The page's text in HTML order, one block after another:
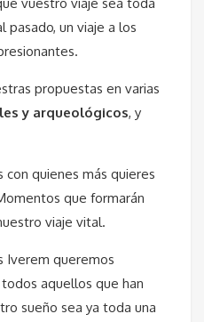
pasado, un viaje a los
propuestas en varias
y arqueológicos, y
quienes más quieres
que formarán
viaje vital.
Iverem queremos
aquellos que han
sueño sea ya toda una